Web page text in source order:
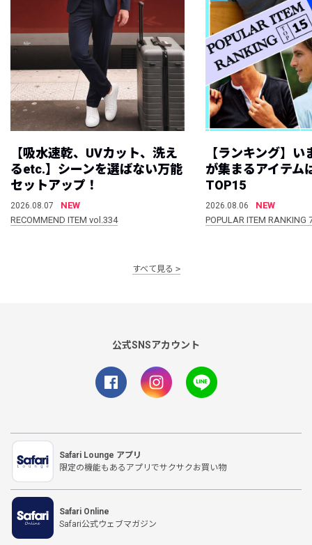
【吸水速乾、UVカット、洗え
るetc.】シーンを選ばない万能
セットアップ！
2026.08.07
NEW
RECOMMEND ITEM vol.334
【ランキング】
が集まるアイテム
TOP15
2026.08.06
NEW
POPULAR ITEM
すべて見る
公式SNSアカウント
Safari Lounge アプリ
限定の機能もあるアプリでサクサクお買い物
Safari Online
Safari公式ウェブマガジン